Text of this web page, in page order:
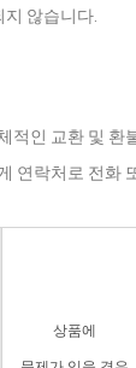
않습니다.
적인 교환 및
연락처로 전화
상품에